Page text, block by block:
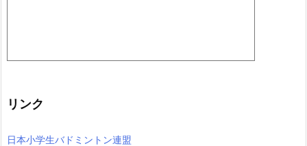
リンク
日本小学生バドミントン連盟